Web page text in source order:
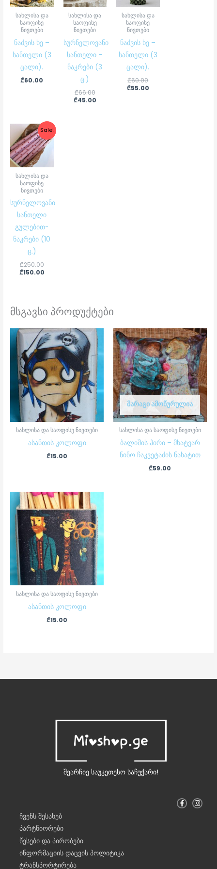
სახლისა და
საოფისე
ნივთები
ნაძვის ხე –
სანთელი (3
ცალი).
₾60.00
სახლისა და
საოფისე
ნივთები
სურნელოვანი
სანთელი –
ნაკრები (3
ც.)
₾66.00
₾45.00
სახლისა და
საოფისე
ნივთები
ნაძვის ხე –
სანთელი (3
ცალი).
₾60.00
₾55.00
Sale!
სახლისა და
საოფისე
ნივთები
სურნელოვანი
სანთელი
გულებით-
ნაკრები (10
ც.)
₾250.00
Original
price
was:
₾250.00.
₾150.00
Current
price
is:
₾150.00.
მსგავსი პროდუქტები
სახლისა და საოფისე ნივთები
ასანთის კოლოფი
₾15.00
ᲛᲐᲠᲐᲒᲘ ᲐᲛᲝᲬᲣᲠᲣᲚᲘᲐ
სახლისა და საოფისე ნივთები
ბალიშის პირი – მხატვარ
ნინო ჩაკვეტაძის ნახატით
₾59.00
სახლისა და საოფისე ნივთები
ასანთის კოლოფი
₾15.00
შეარჩიე საუკეთესო საჩუქარი!
F
a
I
n
ჩვენს შესახებ
პარტნიორები
წესები და პირობები
ინფორმაციის დაცვის პოლიტიკა
ტრანსპორტირება